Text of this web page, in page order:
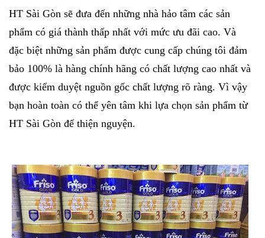
HT Sài Gòn sẽ đưa đến những nhà hảo tâm các sản
phẩm có giá thành thấp nhất với mức ưu đãi cao. Và
đặc biệt những sản phẩm được cung cấp chúng tôi đảm
bảo 100% là hàng chính hãng có chất lượng cao nhất và
được kiểm duyệt nguồn gốc chất lượng rõ ràng. Vì vậy
bạn hoàn toàn có thể yên tâm khi lựa chọn sản phẩm từ
HT Sài Gòn để thiện nguyện.